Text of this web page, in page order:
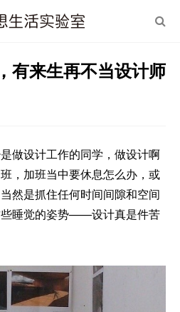
有来生再不当设计师
做设计工作的同学，做设计啊
，加班当中要休息怎么办，或
然是抓住任何时间间隙和空间
睡觉的姿势——设计真是件苦